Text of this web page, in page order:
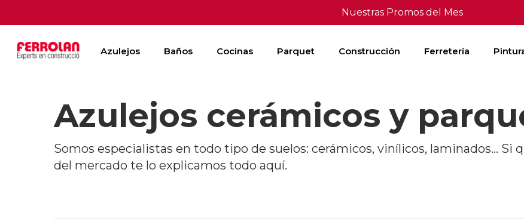
to
content
Nuestras Promos del Mes
Azulejos Baños Cocinas Parquet Construcción Ferretería
Azulejos cerámicos y
Somos especialistas en todo tipo de suelos: cerámicos, vinílicos, laminados… Si
del mercado te lo explicamos todo aquí.